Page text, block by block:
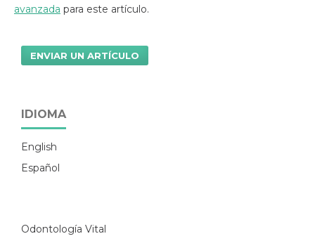
avanzada para este artículo.
ENVIAR UN ARTÍCULO
IDIOMA
English
Español
Odontología Vital